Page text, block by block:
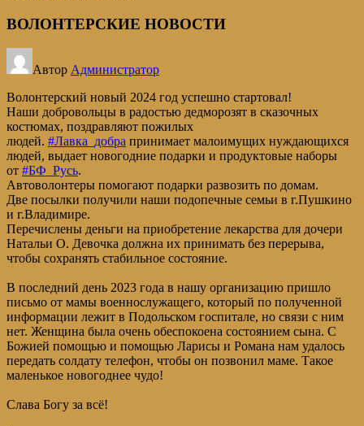
ВОЛОНТЕРСКИЕ НОВОСТИ
Автор Администратор
Волонтерский новый 2024 год успешно стартовал!
Наши добровольцы в радостью дедморозят в сказочных
костюмах, поздравляют пожилых
людей. #Лавка_добра принимает малоимущих нуждающихся
людей, выдает новогодние подарки и продуктовые наборы
от #БФ_Русь.
Автоволонтеры помогают подарки развозить по домам.
Две посылки получили наши подопечные семьи в г.Пушкино
и г.Владимире.
Перечислены деньги на приобретение лекарства для дочери
Натальи О. Девочка должна их принимать без перерыва,
чтобы сохранять стабильное состояние.
В последний день 2023 года в нашу организацию пришло
письмо от мамы военнослужащего, который по полученной
информации лежит в Подольском госпитале, но связи с ним
нет. Женщина была очень обеспокоена состоянием сына. С
Божией помощью и помощью Ларисы и Романа нам удалось
передать солдату телефон, чтобы он позвонил маме. Такое
маленькое новогоднее чудо!
Слава Богу за всё!